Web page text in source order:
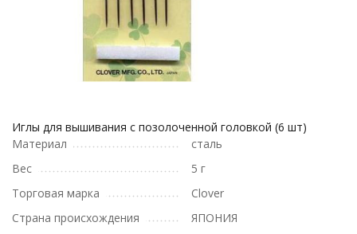
Иглы для вышивания с позолоченной головкой (6 шт)
Материал
сталь
Вес
5 г
Торговая марка
Clover
Страна происхождения
ЯПОНИЯ